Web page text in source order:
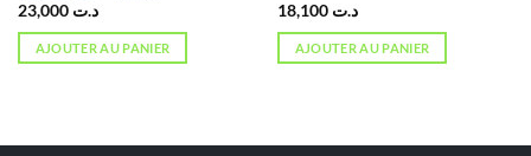
د.ت 23,000
AJOUTER AU PANIER
د.ت 18,100
AJOUTER AU PANIER